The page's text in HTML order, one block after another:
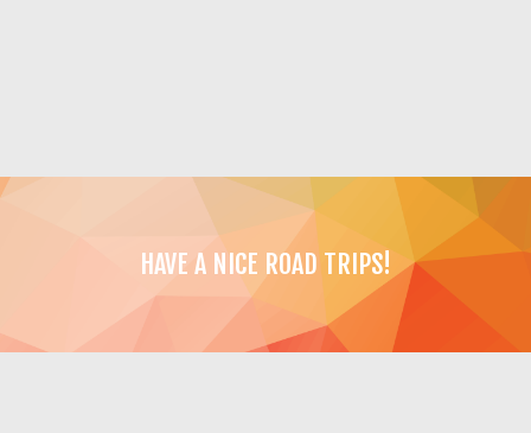
HAVE A NICE ROAD TRIPS!